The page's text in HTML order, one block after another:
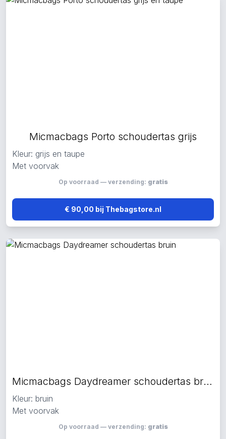
Micmacbags Porto schoudertas grijs
Kleur: grijs en taupe
Met voorvak
Op voorraad — verzending: gratis
€ 90,00 bij Thebagstore.nl
Micmacbags Daydreamer schoudertas bruin
Kleur: bruin
Met voorvak
Op voorraad — verzending: gratis